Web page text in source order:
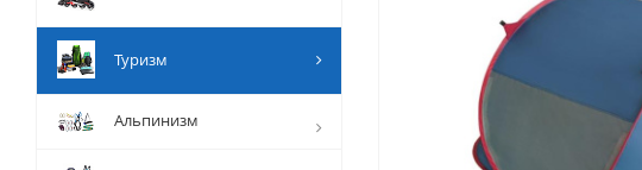
Туризм
Альпинизм